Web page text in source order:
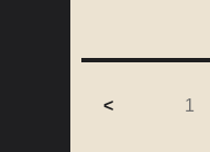
< 1